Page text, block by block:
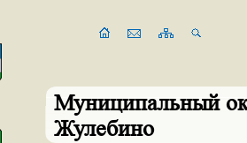
Муниципальный
Жулебино